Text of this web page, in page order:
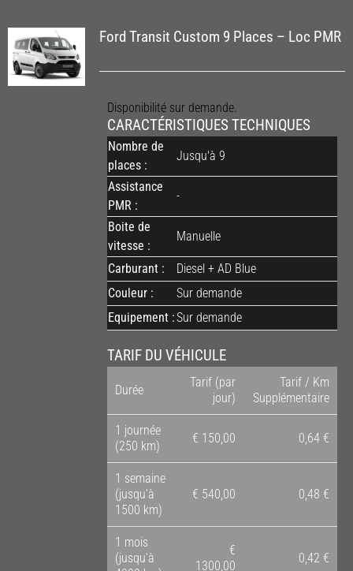
Ford Transit Custom 9 Places – Loc PMR
Disponibilité sur demande.
CARACTÉRISTIQUES TECHNIQUES
Nombre de
places :
Jusqu'à 9
Assistance
PMR :
-
Boite de
vitesse :
Manuelle
Carburant :
Diesel + AD Blue
Couleur :
Sur demande
Equipement :Sur demande
TARIF DU VÉHICULE
Durée
Tarif (par
jour)
Tarif / Km
Supplémentaire
1 journée
(250 km)
€ 150,00 0,64 €
1 semaine
(jusqu’à
1500 km)
€ 540,00 0,48 €
1 mois
(jusqu’à
€
1300,00
0,42 €